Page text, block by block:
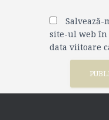
site-ul web în
data viitoare